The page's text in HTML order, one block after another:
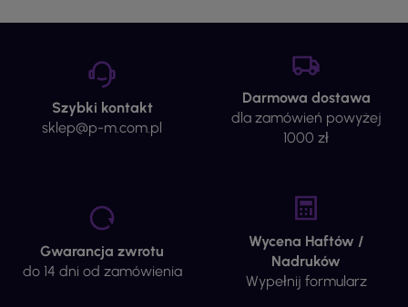
Szybki kontakt
sklep@p-m.com.pl
Darmowa dostawa
dla zamówień powyżej
1000 zł
Gwarancja zwrotu
do 14 dni od zamówienia
Wycena Haftów /
Nadruków
Wypełnij formularz